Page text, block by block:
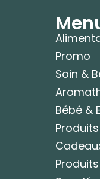
Promo
Soin &
Bébé &